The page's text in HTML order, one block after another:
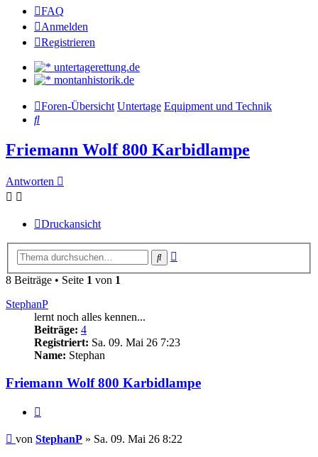
FAQ
Anmelden
Registrieren
untertagerettung.de
montanhistorik.de
Foren-Übersicht Untertage Equipment und Technik
Suche
Friemann Wolf 800 Karbidlampe
Antworten
Druckansicht
Suche
8 Beiträge • Seite 1 von 1
StephanP
lernt noch alles kennen...
Beiträge: 4
Registriert: Sa. 09. Mai 26 7:23
Name: Stephan
Friemann Wolf 800 Karbidlampe
Beitrag
von StephanP » Sa. 09. Mai 26 8:22